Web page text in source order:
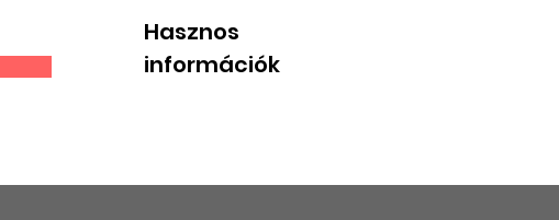
Hasznos
információk